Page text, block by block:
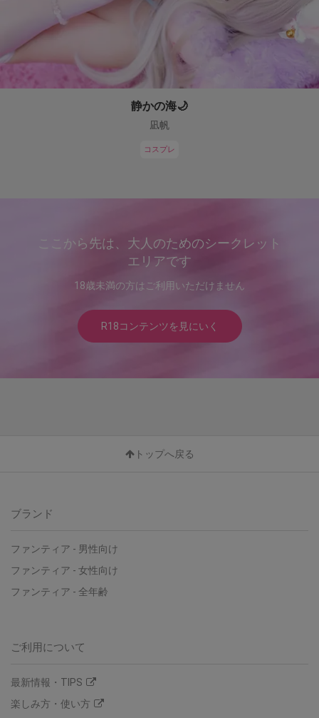
静かの海🌙
凪帆
コスプレ
ここから先は、大人のためのシークレット
エリアです
18歳未満の方はご利用いただけません
R18コンテンツを見にいく
トップへ戻る
ブランド
ファンティア - 男性向け
ファンティア - 女性向け
ファンティア - 全年齢
ご利用について
最新情報・TIPS
楽しみ方・使い方